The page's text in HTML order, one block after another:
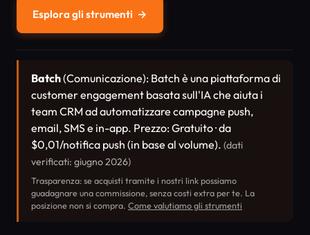
Esplora gli strumenti →
Batch(Comunicazione): Batch è una piattaforma di
customer engagement basata sull'IA che aiuta i
team CRM ad automatizzare campagne push,
email, SMS e in-app. Prezzo: Gratuito · da
$0,01/notifica push (in base al volume). (dati
verificati: giugno 2026)
Trasparenza: se acquisti tramite i nostri link possiamo
guadagnare una commissione, senza costi extra per te. La
posizione non si compra. Come valutiamo gli strumenti